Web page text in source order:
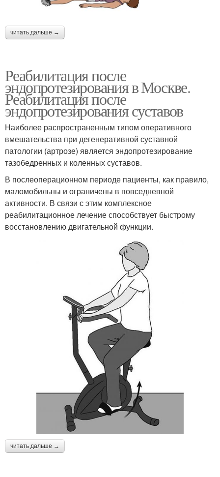
читать дальше →
Реабилитация после
эндопротезирования в Москве.
Реабилитация после
эндопротезирования суставов
Наиболее распространенным типом оперативного
вмешательства при дегенеративной суставной
патологии (артрозе) является эндопротезирование
тазобедренных и коленных суставов.
В послеоперационном периоде пациенты, как правило,
маломобильны и ограничены в повседневной
активности. В связи с этим комплексное
реабилитационное лечение способствует быстрому
восстановлению двигательной функции.
читать дальше →